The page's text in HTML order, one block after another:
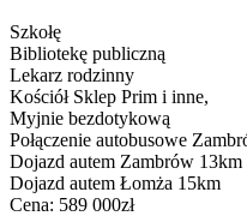
Szkołę
Bibliotekę publiczną
Lekarz rodzinny
Kościół Sklep Prim i inne,
Myjnie bezdotykową
Połączenie autobusowe
Dojazd autem Zambrów 13km
Dojazd autem Łomża 15km
Cena: 589 000zł